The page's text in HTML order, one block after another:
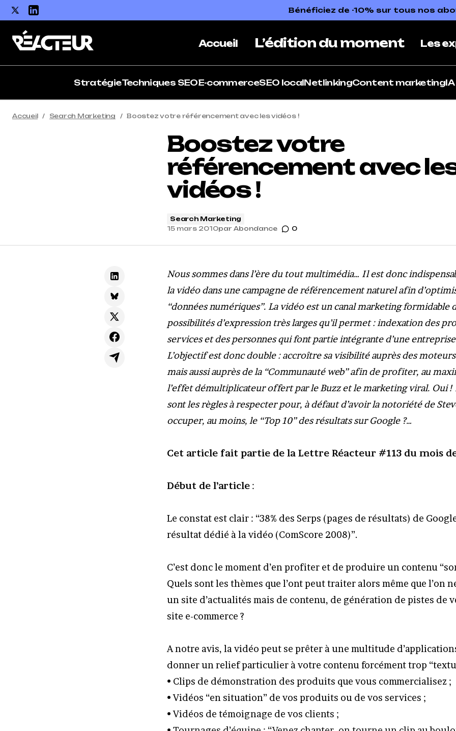
Bénéficiez de -10% sur tous nos
Accueil L’édition du moment Les
StratégieTechniques SEOE-commerceSEO localNetlinkingContent marketingIA
Accueil Search Marketing Boostez votre référencement avec les vidéos !
Boostez votre
référencement avec
vidéos !
Search Marketing
15 mars 2010par Abondance 0
Nous sommes dans l’ère du tout multimédia… Il est donc
la vidéo dans une campagne de référencement naturel afin
“données numériques”. La vidéo est un canal marketing formidable
possibilités d’expression très larges qu’il permet : indexation des
services et des personnes qui font partie intégrante d’une
L’objectif est donc double : accroître sa visibilité auprès des
mais aussi auprès de la “Communauté web” afin de profiter, au
l’effet démultiplicateur offert par le Buzz et le marketing viral. Oui !
sont les règles à respecter pour, à défaut d’avoir la notoriété de
occuper, au moins, le “Top 10” des résultats sur Google ?…
Cet article fait partie de la Lettre Réacteur #113 du mois
Début de l’article :
Le constat est clair : “38% des Serps (pages de résultats) de
résultat dédié à la vidéo (ComScore 2008)”.
C’est donc le moment d’en profiter et de produire un contenu
Quels sont les thèmes que l’ont peut traiter alors même que l’on
un site d’actualités mais de contenu, de génération de pistes de
site e-commerce ?
A notre avis, la vidéo peut se prêter à une multitude
donner un relief particulier à votre contenu forcément trop
• Clips de démonstration des produits que vous commercialisez ;
• Vidéos “en situation” de vos produits ou de vos services ;
• Vidéos de témoignage de vos clients ;